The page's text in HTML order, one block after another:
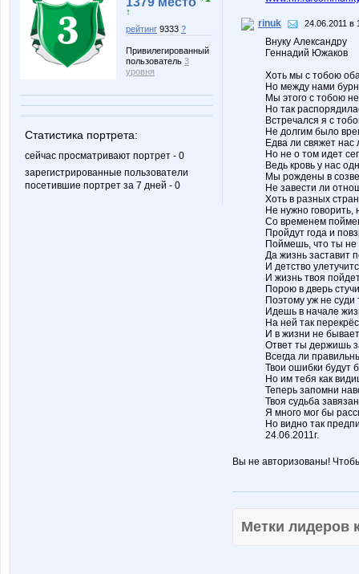
↑
рейтинг 9333 ?
Привилегированный
пользователь 3
уровня
Статистика портрета:
сейчас просматривают портрет - 0
зарегистрированные пользователи
посетившие портрет за 7 дней - 0
rinuk 24.06.2011 в
Внуку Александру
Геннадий Южаков
Хоть мы с тобою
Но между нами
Мы этого с тобою
Но так
Встречался я с
Не долгим было
Едва ли свяжет нас
Но не о том идет
Ведь кровь у нас
Мы рождены в
Не завести ли
Хоть в разных
Не нужно говорить,
Со временем
Пройдут года и
Поймешь, что ты не
Да жизнь заставит
И детство
И жизнь твоя
Порою в дверь
Поэтому уж не суди
Идешь в начале
На ней так
И в жизни не
Ответ ты держишь
Всегда ли
Твои ошибки будут
Но им тебя как
Теперь запомни
Твоя судьба
Я много мог бы
Но видно так
24.06.2011г.
Вы не авторизованы!
Метки